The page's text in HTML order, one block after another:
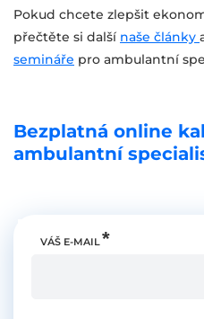
Pokud chcete zlepšit
přečtěte si další naše články
semináře pro ambulantní
Bezplatná online
ambulantní
VÁŠ E-MAIL